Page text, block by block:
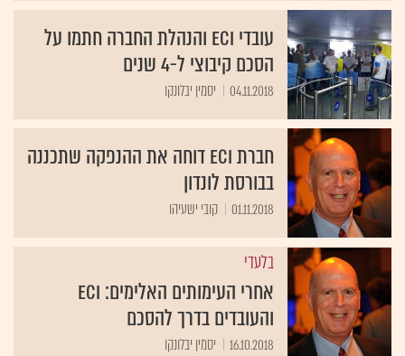
עובדי ECI והנהלת החברה חתמו על
הסכם קיבוצי ל-4 שנים
04.11.2018 יסמין יבלונקו
חברת ECI דוחה את ההנפקה שתכננה
בבורסת לונדון
01.11.2018 קובי ישעיהו
בלעדי
אחרי העימותים האלימים: ECI
והעובדים בדרך להסכם
16.10.2018 יסמין יבלונקו